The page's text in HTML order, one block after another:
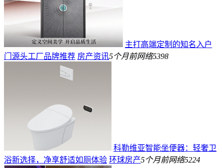
主打高端定制的知名入户
门源头工厂品牌推荐 房产资讯5个月前网络5398
科勒维亚智能坐便器：轻奢卫
浴新选择，净享舒适如厕体验 环球房产5个月前网络5224